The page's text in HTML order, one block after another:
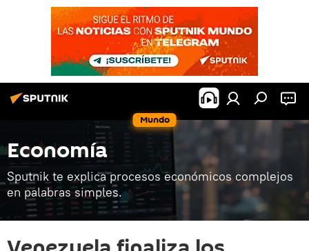
Mundo
Economía
Sputnik te explica procesos económicos complejos
en palabras simples.